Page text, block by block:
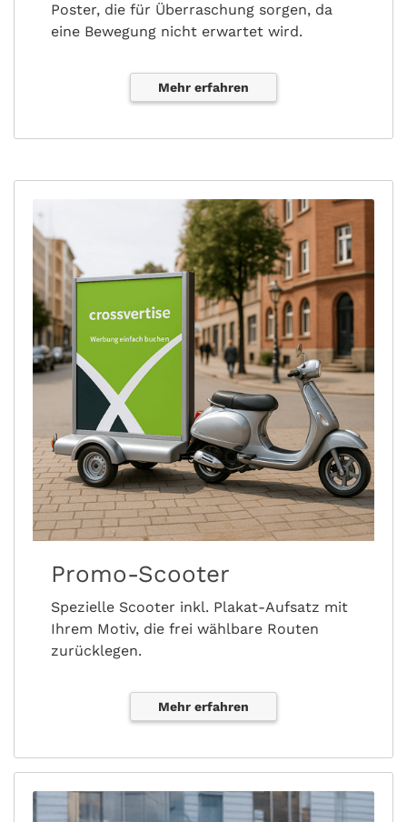
Poster, die für Überraschung sorgen, da
eine Bewegung nicht erwartet wird.
Mehr erfahren
Promo-Scooter
Spezielle Scooter inkl. Plakat-Aufsatz mit
Ihrem Motiv, die frei wählbare Routen
zurücklegen.
Mehr erfahren